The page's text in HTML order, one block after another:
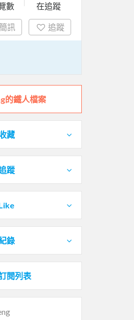
數
在追蹤
訊 追蹤
的鐵人檔案
藏
蹤
錄
閱列表